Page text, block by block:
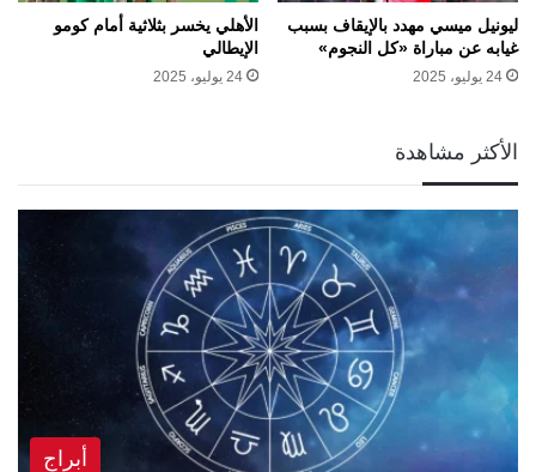
ليونيل ميسي مهدد بالإيقاف بسبب
غيابه عن مباراة «كل النجوم»
24 يوليو، 2025
الأهلي يخسر بثلاثية أمام كومو
الإيطالي
24 يوليو، 2025
الأكثر مشاهدة
أبراج